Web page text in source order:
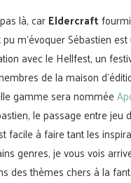
là, carEldercraft
m’évoquer Sébastien
avec le Hellfest, un
de la maison
gamme sera nommée
le passage entre jeu
facile à faire tant les
genres, je vous vois
des thèmes chers à la